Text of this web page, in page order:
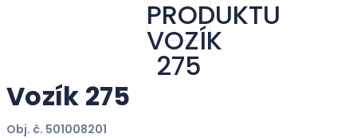
Vozík 275
Obj. č. 501008201